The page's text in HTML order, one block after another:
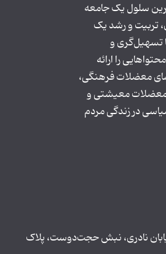
سلول یک جامعه
تربیت و رشد یک
تسهیل‌گری و
را ارائه
معضلات فرهنگی،
معضلات معیشتی و
در زندگی مردم
نادری، نبش حجت‌دوست، پلاک